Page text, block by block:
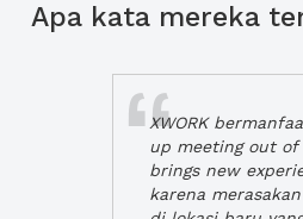
Apa kata mereka
XWORK
up meeting out of
brings new
karena